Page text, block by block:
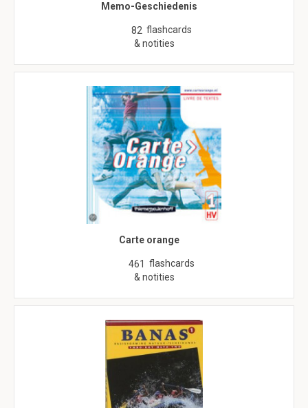
Memo-Geschiedenis
82 flashcards
& notities
Carte orange
461 flashcards
& notities